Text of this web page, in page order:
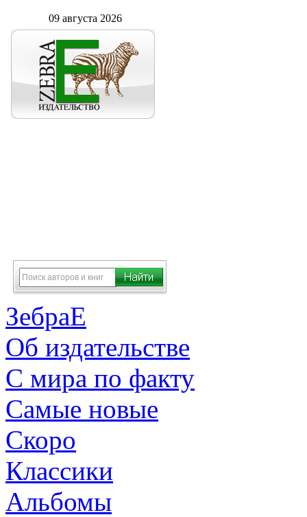
09 августа 2026
ЗебраЕ
Об издательстве
С мира по факту
Самые новые
Скоро
Классики
Альбомы